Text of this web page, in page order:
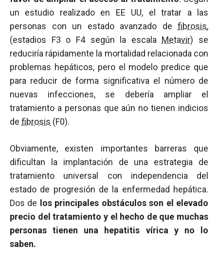
un estudio realizado en EE UU, el tratar a las
personas con un estado avanzado de fibrosis,
(estadios F3 o F4 según la escala Metavir) se
reduciría rápidamente la mortalidad relacionada con
problemas hepáticos, pero el modelo predice que
para reducir de forma significativa el número de
nuevas infecciones, se debería ampliar el
tratamiento a personas que aún no tienen indicios
de fibrosis (F0).
Obviamente, existen importantes barreras que
dificultan la implantación de una estrategia de
tratamiento universal con independencia del
estado de progresión de la enfermedad hepática.
Dos de
los principales obstáculos son el elevado
precio del tratamiento y el hecho de que muchas
personas tienen una hepatitis vírica y no lo
saben.